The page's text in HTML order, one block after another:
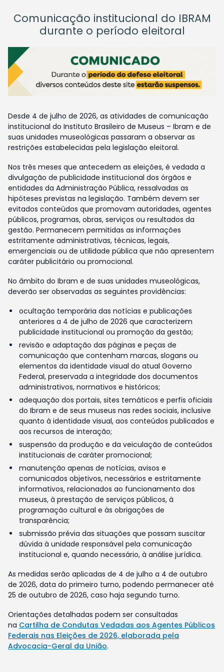
Comunicação institucional do IBRAM
durante o período eleitoral
Desde 4 de julho de 2026, as atividades de comunicação
institucional do Instituto Brasileiro de Museus – Ibram e de
suas unidades museológicas passaram a observar as
restrições estabelecidas pela legislação eleitoral.
Nos três meses que antecedem as eleições, é vedada a
divulgação de publicidade institucional dos órgãos e
entidades da Administração Pública, ressalvadas as
hipóteses previstas na legislação. Também devem ser
evitados conteúdos que promovam autoridades, agentes
públicos, programas, obras, serviços ou resultados da
gestão. Permanecem permitidas as informações
estritamente administrativas, técnicas, legais,
emergenciais ou de utilidade pública que não apresentem
caráter publicitário ou promocional.
No âmbito do Ibram e de suas unidades museológicas,
deverão ser observadas as seguintes providências:
ocultação temporária das notícias e publicações
anteriores a 4 de julho de 2026 que caracterizem
publicidade institucional ou promoção da gestão;
revisão e adaptação das páginas e peças de
comunicação que contenham marcas, slogans ou
elementos da identidade visual do atual Governo
Federal, preservada a integridade dos documentos
administrativos, normativos e históricos;
adequação dos portais, sites temáticos e perfis oficiais
do Ibram e de seus museus nas redes sociais, inclusive
quanto à identidade visual, aos conteúdos publicados e
aos recursos de interação;
suspensão da produção e da veiculação de conteúdos
institucionais de caráter promocional;
manutenção apenas de notícias, avisos e
comunicados objetivos, necessários e estritamente
informativos, relacionados ao funcionamento dos
museus, à prestação de serviços públicos, à
programação cultural e às obrigações de
transparência;
submissão prévia das situações que possam suscitar
dúvida à unidade responsável pela comunicação
institucional e, quando necessário, à análise jurídica.
As medidas serão aplicadas de 4 de julho a 4 de outubro
de 2026, data do primeiro turno, podendo permanecer até
25 de outubro de 2026, caso haja segundo turno.
Orientações detalhadas podem ser consultadas
na Cartilha de Condutas Vedadas aos Agentes Públicos
Federais nas Eleições de 2026, elaborada pela
Advocacia-Geral da União.